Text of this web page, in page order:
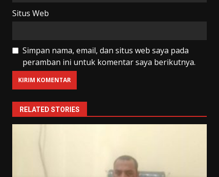
Situs Web
Simpan nama, email, dan situs web saya pada
peramban ini untuk komentar saya berikutnya.
RELATED STORIES